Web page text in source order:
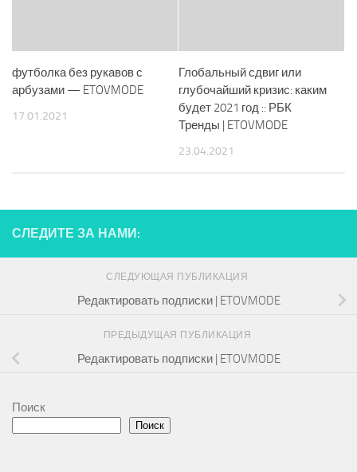
футболка без рукавов с
арбузами — ETOVMODE
17.01.2021
Глобальный сдвиг или
глубочайший кризис: каким
будет 2021 год :: РБК
Тренды | ETOVMODE
23.04.2021
СЛЕДИТЕ ЗА НАМИ:
СЛЕДУЮЩАЯ ПУБЛИКАЦИЯ
Редактировать подписки | ETOVMODE
ПРЕДЫДУЩАЯ ПУБЛИКАЦИЯ
Редактировать подписки | ETOVMODE
Поиск
Поиск